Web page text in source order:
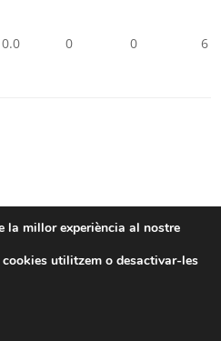
0.0 0 0 6
la millor experiència al nostre
cookies utilitzem o desactivar-les